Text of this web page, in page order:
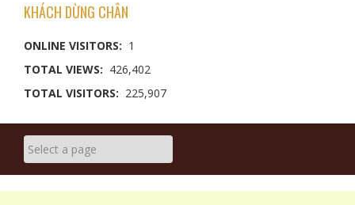
KHÁCH DỪNG CHÂN
ONLINE VISITORS: 1
TOTAL VIEWS: 426,402
TOTAL VISITORS: 225,907